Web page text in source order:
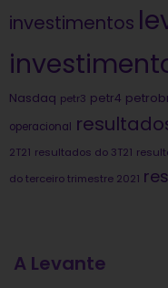
investimentos
Nasdaq petr3 petr4
operacional
2T21 resultados do 3T21
do terceiro trimestre 2021
A Levante